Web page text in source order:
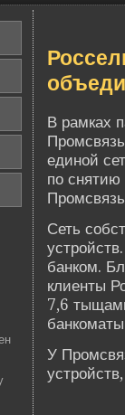
В рамках
единой
по снятию
Сеть
банком.
клиенты
7,6
У